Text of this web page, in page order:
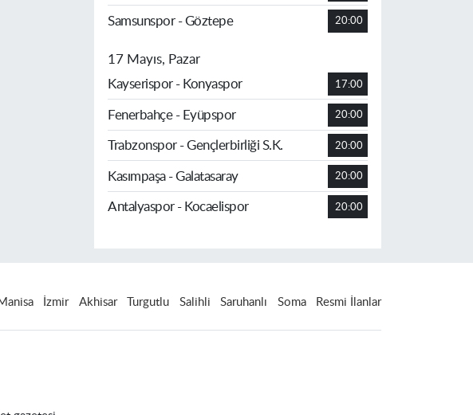
Samsunspor - Göztepe 20:00
17 Mayıs, Pazar
Kayserispor - Konyaspor
17:00
Fenerbahçe - Eyüpspor 20:00
Trabzonspor - Gençlerbirliği S.K. 20:00
Kasımpaşa - Galatasaray 20:00
Antalyaspor - Kocaelispor 20:00
İzmir Akhisar Turgutlu Salihli Saruhanlı Soma Resmi İlanlar